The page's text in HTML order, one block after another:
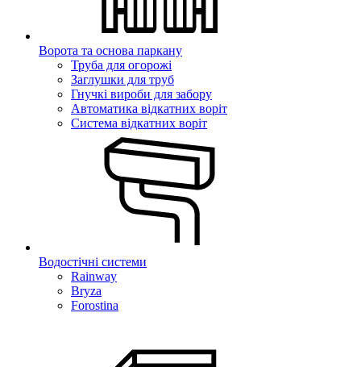
Ворота та основа паркану
Труба для огорожі
Заглушки для труб
Гнучкі вироби для забору
Автоматика відкатних воріт
Система відкатних воріт
Водостічні системи
Rainway
Bryza
Forostina